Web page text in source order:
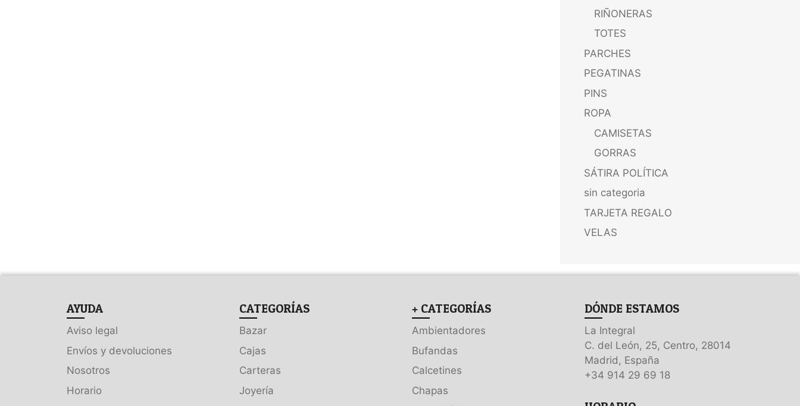
RIÑONERAS
TOTES
PARCHES
PEGATINAS
PINS
ROPA
CAMISETAS
GORRAS
SÁTIRA POLÍTICA
sin categoria
TARJETA REGALO
VELAS
AYUDA
Aviso legal
Envíos y devoluciones
Nosotros
Horario
CATEGORÍAS
Bazar
Cajas
Carteras
Joyería
+ CATEGORÍAS
Ambientadores
Bufandas
Calcetines
Chapas
DÓNDE ESTAMOS
La Integral
C. del León, 25, Centro, 28014
Madrid, España
+34 914 29 69 18